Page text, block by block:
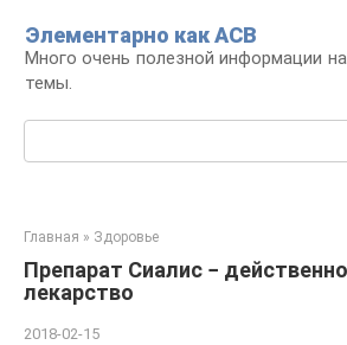
контенту
Элементарно как ACB
Много очень полезной информации
темы.
Главная » Здоровье
Препарат Сиалис −
лекарство
2018-02-15